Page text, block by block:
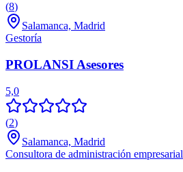
(8)
Salamanca, Madrid
Gestoría
PROLANSI Asesores
5,0
(2)
Salamanca, Madrid
Consultora de administración empresarial